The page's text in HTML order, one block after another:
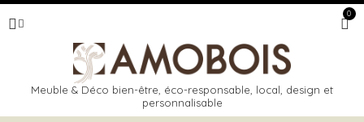
0
Meuble & Déco bien-être, éco-responsable, local, design et
personnalisable